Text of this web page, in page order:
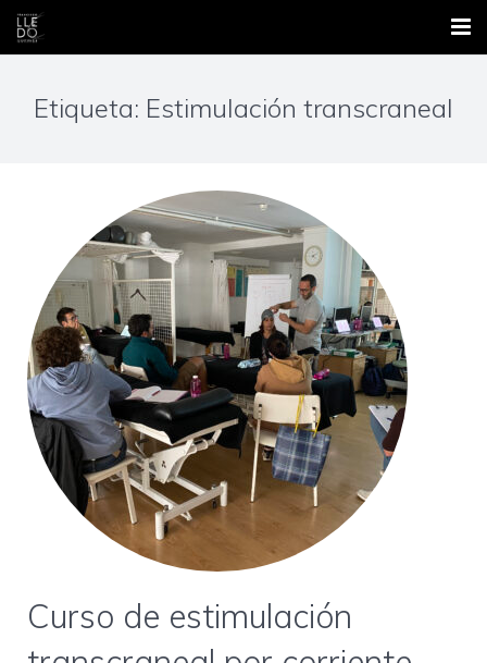
Nosotros
Formación
Blog
Etiqueta: Estimulación transcraneal
Curso de estimulación